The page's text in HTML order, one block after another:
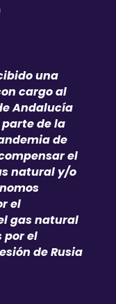
una
cargo al
Andalucía
de la
de
el
natural y/o
el
gas natural
por el
de Rusia